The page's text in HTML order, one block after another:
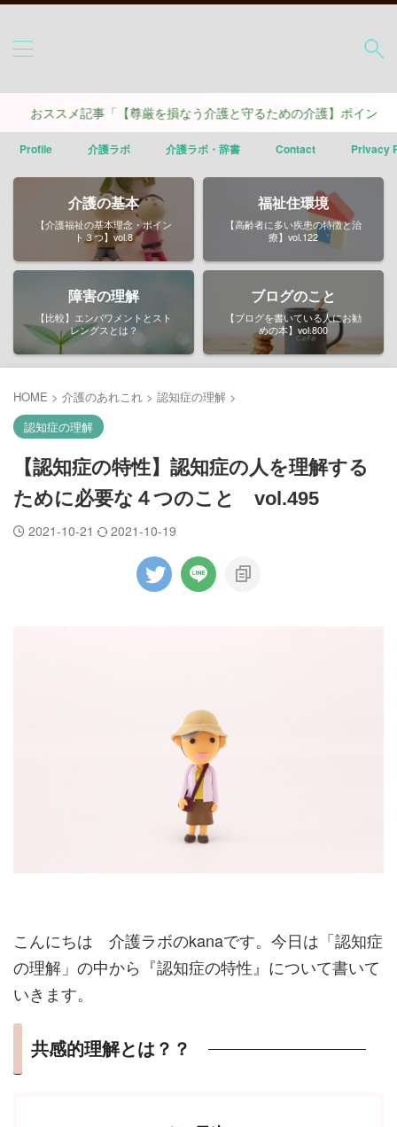
メ記事「【尊厳を損なう介護と守るための介護】ポイントは４つ」
Profile 介護ラボ 介護ラボ・辞書 Contact Privacy
介護の基本
【介護福祉の基本理念・ポイン
ト３つ】vol.8
福祉住環境
【高齢者に多い疾患の特徴と治
療】vol.122
障害の理解
【比較】エンパワメントとスト
レングスとは？
ブログのこと
【ブログを書いている人にお勧
めの本】vol.800
HOME > 介護のあれこれ > 認知症の理解 >
認知症の理解
【認知症の特性】認知症の人を理解する
ために必要な４つのこと vol.495
2021-10-21 2021-10-19
こんにちは 介護ラボのkanaです。今日は「認知症
の理解」の中から『認知症の特性』について書いて
いきます。
共感的理解とは？？